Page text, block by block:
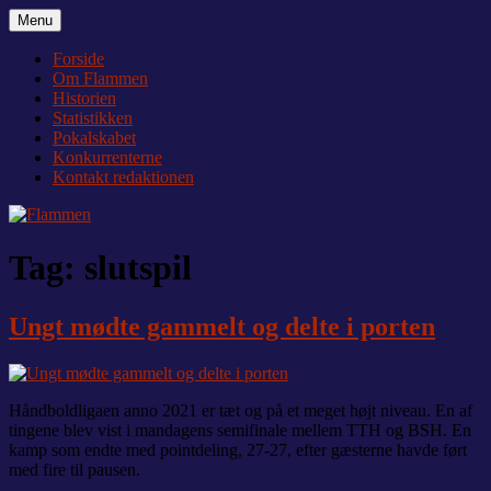
Videre
til
indhold
Flammen
Nyheder og debat om Team Tvis Holstebro
Menu
Forside
Om Flammen
Historien
Statistikken
Pokalskabet
Konkurrenterne
Kontakt redaktionen
Tag: slutspil
Ungt mødte gammelt og delte i porten
Håndboldligaen anno 2021 er tæt og på et meget højt niveau. En af
tingene blev vist i mandagens semifinale mellem TTH og BSH. En
kamp som endte med pointdeling, 27-27, efter gæsterne havde ført
med fire til pausen.